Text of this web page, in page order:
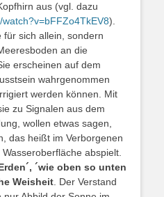
aus (vgl. dazu
).
für sich allein, sondern
an die
erscheinen auf dem
wahrgenommen
werden können. Mit
zu Signalen aus dem
wollen etwas sagen,
das heißt im Verborgenen
abspielt.
´wie oben so unten
Weisheit . Der Verstand